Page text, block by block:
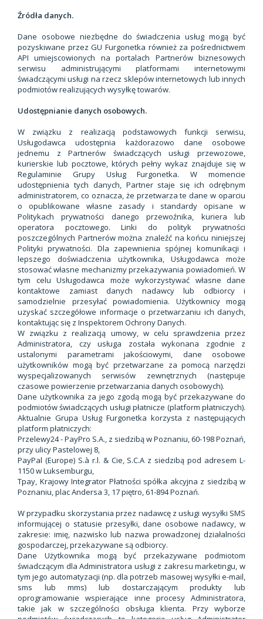
Źródła danych.
Dane osobowe niezbędne do świadczenia usług mogą być
pozyskiwane przez GU Furgonetka również za pośrednictwem
API umiejscowionych na portalach Partnerów biznesowych
serwisu administrującymi platformami internetowymi
świadczącymi usługi na rzecz sklepów internetowych lub innych
podmiotów realizujących wysyłkę towarów.
Udostępnianie danych osobowych.
W związku z realizacją podstawowych funkcji serwisu,
Usługodawca udostępnia każdorazowo dane osobowe
jednemu z Partnerów świadczących usługi przewozowe,
kurierskie lub pocztowe, których pełny wykaz znajduje się w
Regulaminie Grupy Usług Furgonetka. W momencie
udostępnienia tych danych, Partner staje się ich odrębnym
administratorem, co oznacza, że przetwarza te dane w oparciu
o opublikowane własne zasady i standardy opisane w
Politykach prywatności danego przewoźnika, kuriera lub
operatora pocztowego. Linki do polityk prywatności
poszczególnych Partnerów można znaleźć na końcu niniejszej
Polityki prywatności. Dla zapewnienia spójnej komunikacji i
lepszego doświadczenia użytkownika, Usługodawca może
stosować własne mechanizmy przekazywania powiadomień. W
tym celu Usługodawca może wykorzystywać własne dane
kontaktowe zamiast danych nadawcy lub odbiorcy i
samodzielnie przesyłać powiadomienia. Użytkownicy mogą
uzyskać szczegółowe informacje o przetwarzaniu ich danych,
kontaktując się z Inspektorem Ochrony Danych.
W związku z realizacją umowy, w celu sprawdzenia przez
Administratora, czy usługa została wykonana zgodnie z
ustalonymi parametrami jakościowymi, dane osobowe
użytkowników mogą być przetwarzane za pomocą narzędzi
wyspecjalizowanych serwisów zewnętrznych (następuje
czasowe powierzenie przetwarzania danych osobowych).
Dane użytkownika za jego zgodą mogą być przekazywane do
podmiotów świadczących usługi płatnicze (platform płatniczych).
Aktualnie Grupa Usług Furgonetka korzysta z następujących
platform płatniczych:
Przelewy24 - PayPro S.A., z siedzibą w Poznaniu, 60-198 Poznań,
przy ulicy Pastelowej 8,
PayPal (Europe) S.à r.l. & Cie, S.C.A z siedzibą pod adresem L-
1150 w Luksemburgu,
Tpay, Krajowy Integrator Płatności spółka akcyjna z siedzibą w
Poznaniu, plac Andersa 3, 17 piętro, 61-894 Poznań.
W przypadku skorzystania przez nadawcę z usługi wysyłki SMS
informującej o statusie przesyłki, dane osobowe nadawcy, w
zakresie: imię, nazwisko lub nazwa prowadzonej działalności
gospodarczej, przekazywane są odbiorcy.
Dane Użytkownika mogą być przekazywane podmiotom
świadczącym dla Administratora usługi z zakresu marketingu, w
tym jego automatyzacji (np. dla potrzeb masowej wysyłki e-mail,
sms lub mms) lub dostarczającym produkty lub
oprogramowanie wspierające inne procesy Administratora,
takie jak w szczególności obsługa klienta. Przy wyborze